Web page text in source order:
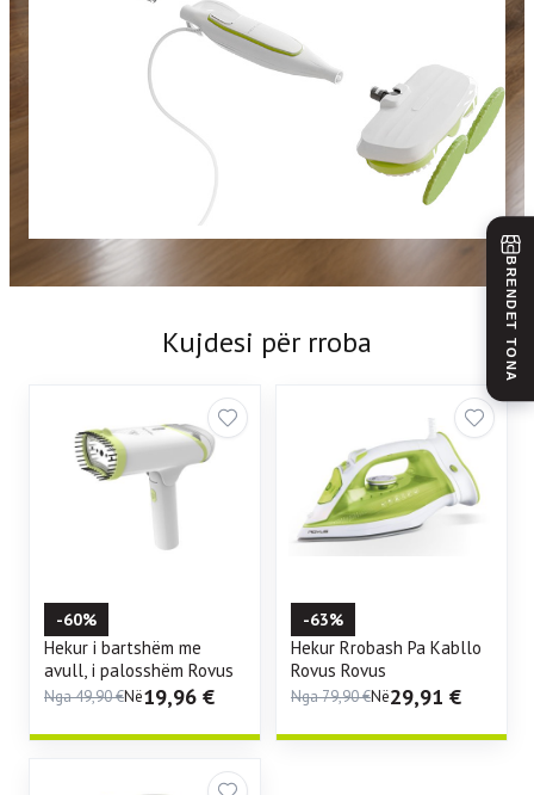
BRENDET TONA
Kujdesi për rroba
-60%
Hekur i bartshëm me
avull, i palosshëm Rovus
Nga49,90€Në19,96 €
-63%
Hekur Rrobash Pa Kabllo
Rovus Rovus
Nga79,90€Në29,91 €